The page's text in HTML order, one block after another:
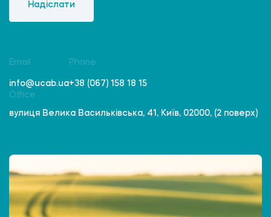
Надіслати
Email
info@ucab.ua
Phone
+38 (067) 158 18 15
Office
вулиця Велика Васильківська, 41, Київ, 02000, (2 поверх)